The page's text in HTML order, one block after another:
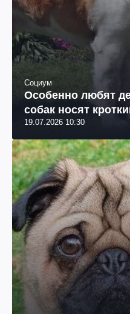
Социум
Особенно любят
собак носят
19.07.2026 10:30